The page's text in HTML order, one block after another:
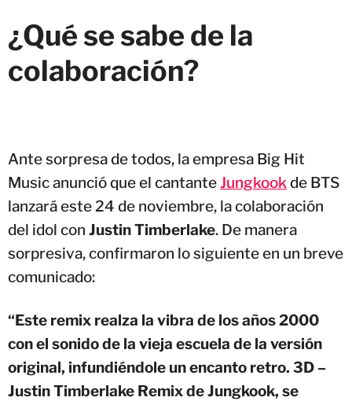
¿Qué se sabe de la
colaboración?
Ante sorpresa de todos, la empresa Big Hit
Music anunció que el cantanteJungkookde BTS
lanzará este 24 de noviembre, la colaboración
del idol con Justin Timberlake. De manera
sorpresiva, confirmaron lo siguiente en un breve
comunicado:
“Este remix realza la vibra de los años 2000
con el sonido de la vieja escuela de la versión
original, infundiéndole un encanto retro. 3D –
Justin Timberlake Remix de Jungkook, se